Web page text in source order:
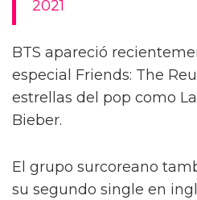
2021
BTS apareció
especial Friends: The
estrellas del pop como
Bieber.
El grupo surcoreano
su segundo single en